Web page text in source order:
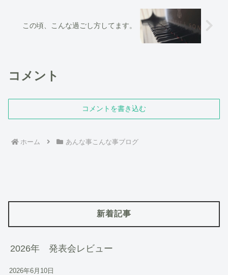
この頃、こんな過ごし方してます。
コメント
コメントを書き込む
ホーム あんな事こんな事ブログ
新着記事
2026年 発表会レビュー
2026年6月10日